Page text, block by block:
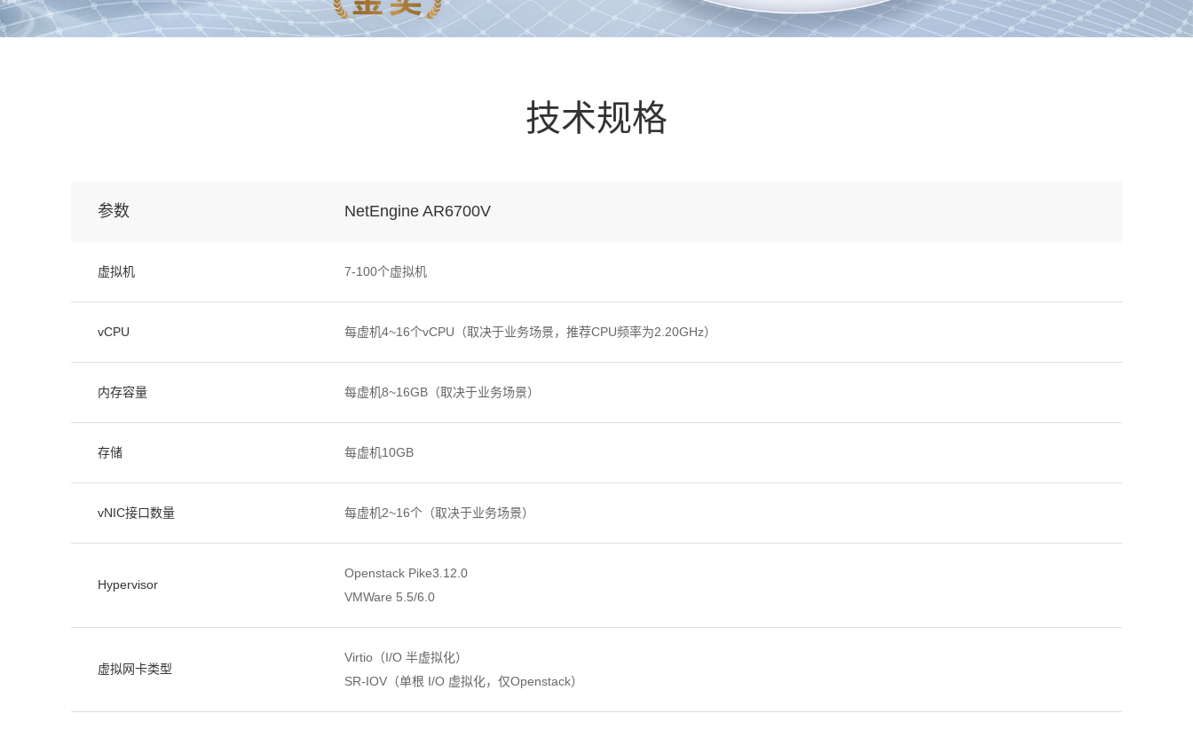
技术规格
参数 NetEngine AR6700V
虚拟机 7-100个虚拟机
vCPU 每虚机4~16个vCPU（取决于业务场景，推荐CPU频率为2.20GHz）
内存容量 每虚机8~16GB（取决于业务场景）
存储 每虚机10GB
vNIC接口数量 每虚机2~16个（取决于业务场景）
Hypervisor
Openstack Pike3.12.0
VMWare 5.5/6.0
虚拟网卡类型
Virtio（I/O 半虚拟化）
SR-IOV（单根 I/O 虚拟化，仅Openstack）